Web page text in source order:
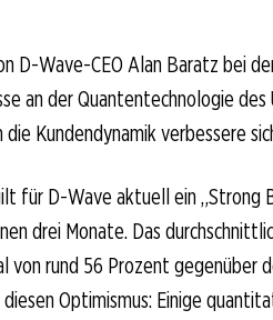
Wave-CEO Alan Baratz bei
an der Quantentechnologie des
Kundendynamik verbessere
für D-Wave aktuell ein „Strong
drei Monate. Das
rund 56 Prozent gegenüber
Optimismus: Einige